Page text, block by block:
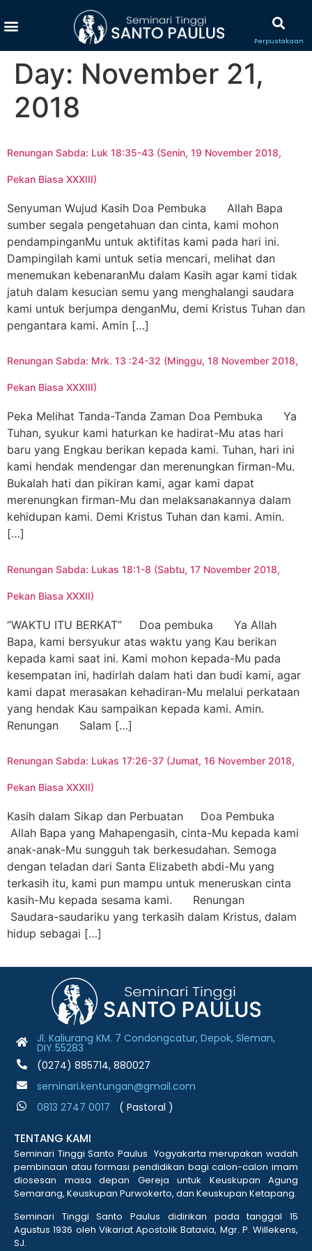
Perpustakaan
Day: November 21,
2018
Renungan Sabda: Luk 18:35-43 (Senin, 19 November 2018,
Pekan Biasa XXXIII)
Senyuman Wujud Kasih Doa Pembuka Allah Bapa
sumber segala pengetahuan dan cinta, kami mohon
pendampinganMu untuk aktifitas kami pada hari ini.
Dampingilah kami untuk setia mencari, melihat dan
menemukan kebenaranMu dalam Kasih agar kami tidak
jatuh dalam kesucian semu yang menghalangi saudara
kami untuk berjumpa denganMu, demi Kristus Tuhan dan
pengantara kami. Amin […]
Renungan Sabda: Mrk. 13 :24-32 (Minggu, 18 November 2018,
Pekan Biasa XXXIII)
Peka Melihat Tanda-Tanda Zaman Doa Pembuka Ya
Tuhan, syukur kami haturkan ke hadirat-Mu atas hari
baru yang Engkau berikan kepada kami. Tuhan, hari ini
kami hendak mendengar dan merenungkan firman-Mu.
Bukalah hati dan pikiran kami, agar kami dapat
merenungkan firman-Mu dan melaksanakannya dalam
kehidupan kami. Demi Kristus Tuhan dan kami. Amin.
[…]
Renungan Sabda: Lukas 18:1-8 (Sabtu, 17 November 2018,
Pekan Biasa XXXII)
“WAKTU ITU BERKAT” Doa pembuka Ya Allah
Bapa, kami bersyukur atas waktu yang Kau berikan
kepada kami saat ini. Kami mohon kepada-Mu pada
kesempatan ini, hadirlah dalam hati dan budi kami, agar
kami dapat merasakan kehadiran-Mu melalui perkataan
yang hendak Kau sampaikan kepada kami. Amin.
Renungan Salam […]
Renungan Sabda: Lukas 17:26-37 (Jumat, 16 November 2018,
Pekan Biasa XXXII)
Kasih dalam Sikap dan Perbuatan Doa Pembuka
Allah Bapa yang Mahapengasih, cinta-Mu kepada kami
anak-anak-Mu sungguh tak berkesudahan. Semoga
dengan teladan dari Santa Elizabeth abdi-Mu yang
terkasih itu, kami pun mampu untuk meneruskan cinta
kasih-Mu kepada sesama kami. Renungan
Saudara-saudariku yang terkasih dalam Kristus, dalam
hidup sebagai […]
Jl. Kaliurang KM. 7 Condongcatur, Depok, Sleman,
DIY 55283
(0274) 885714, 880027
seminari.kentungan@gmail.com
0813 2747 0017 ( Pastoral )
TENTANG KAMI
Seminari Tinggi Santo Paulus Yogyakarta merupakan wadah
pembinaan atau formasi pendidikan bagi calon-calon imam
diosesan masa depan Gereja untuk Keuskupan Agung
Semarang, Keuskupan Purwokerto, dan Keuskupan Ketapang.
Seminari Tinggi Santo Paulus didirikan pada tanggal 15
Agustus 1936 oleh Vikariat Apostolik Batavia, Mgr. P. Willekens,
SJ.